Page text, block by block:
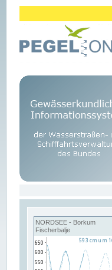
NORDSEE - Borkum
Fischerbalje